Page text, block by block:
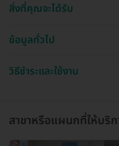
สิ่งที่คุณจะได้รับ
ข้อมูลทั่วไป
วิธีชำระและใช้งาน
สาขาหรือแผนกที่ให้บริก